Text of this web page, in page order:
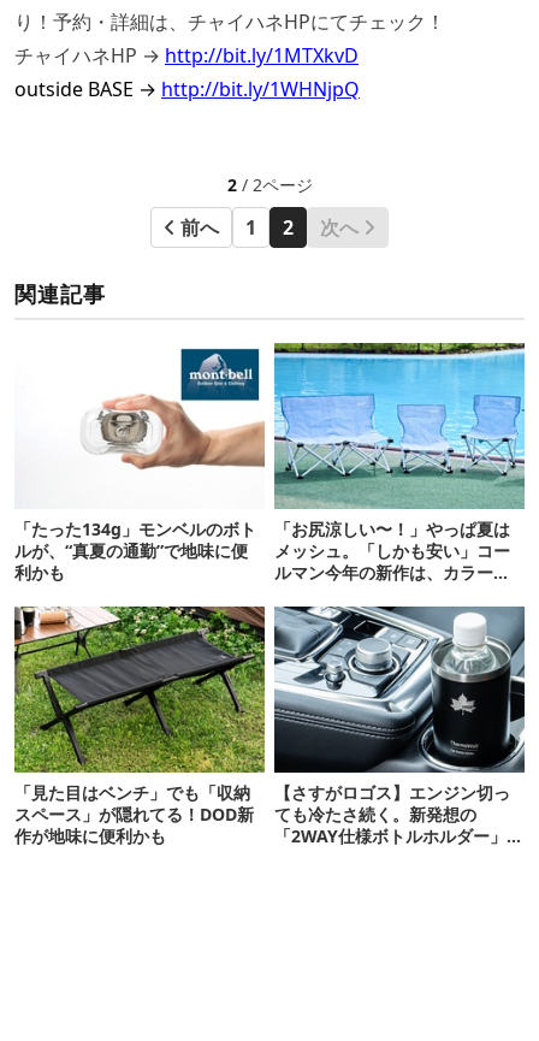
り！予約・詳細は、チャイハネHPにてチェック！
チャイハネHP → http://bit.ly/1MTXkvD
outside BASE → http://bit.ly/1WHNjpQ
2/ 2ページ
前へ 1 2 次へ
関連記事
「たった134g」モンベルのボト
ルが、“真夏の通勤”で地味に便
利かも
「お尻涼しい〜！」やっぱ夏は
メッシュ。「しかも安い」コー
ルマン今年の新作は、カラーも
「見た目はベンチ」でも「収納
スペース」が隠れてる！DOD新
作が地味に便利かも
【さすがロゴス】エンジン切っ
ても冷たさ続く。新発想の
「2WAY仕様ボトルホルダー」が